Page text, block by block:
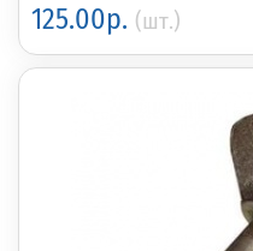
125.00р. (шт.)